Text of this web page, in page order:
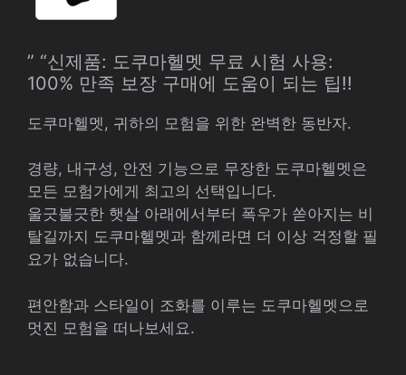
” “신제품: 도쿠마헬멧 무료 시험 사용:
100% 만족 보장 구매에 도움이 되는 팁!!
도쿠마헬멧, 귀하의 모험을 위한 완벽한 동반자.
경량, 내구성, 안전 기능으로 무장한 도쿠마헬멧은
모든 모험가에게 최고의 선택입니다.
울긋불긋한 햇살 아래에서부터 폭우가 쏟아지는 비
탈길까지 도쿠마헬멧과 함께라면 더 이상 걱정할 필
요가 없습니다.
편안함과 스타일이 조화를 이루는 도쿠마헬멧으로
멋진 모험을 떠나보세요.